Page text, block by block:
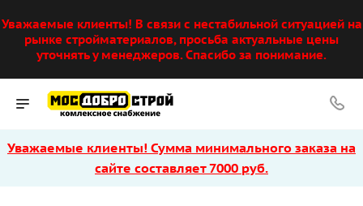
Уважаемые клиенты! В связи с нестабильной ситуацией на
рынке стройматериалов, просьба актуальные цены
уточнять у менеджеров. Спасибо за понимание.
Уважаемые клиенты! Сумма минимального заказа на
сайте составляет 7000 руб.